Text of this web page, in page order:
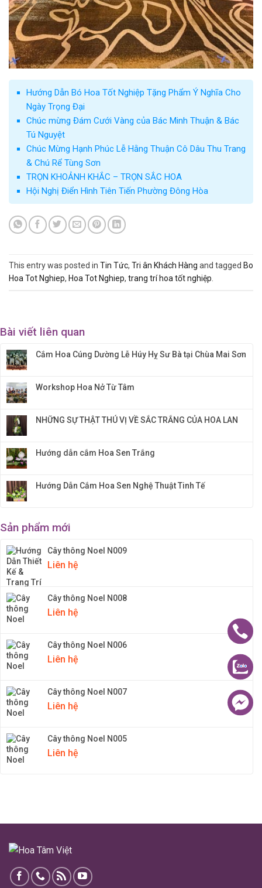
Hướng Dẫn Bó Hoa Tốt Nghiệp Tặng Phẩm Ý Nghĩa Cho
Ngày Trọng Đại
Chúc mừng Đám Cưới Vàng của Bác Minh Thuận & Bác
Tú Nguyệt
Chúc Mừng Hạnh Phúc Lễ Hằng Thuận Cô Dâu Thu Trang
& Chú Rể Tùng Sơn
TRỌN KHOẢNH KHẮC – TRỌN SẮC HOA
Hội Nghị Điển Hình Tiên Tiến Phường Đông Hòa
This entry was posted in Tin Tức, Tri ân Khách Hàng and tagged Bo
Hoa Tot Nghiep, Hoa Tot Nghiep, trang trí hoa tốt nghiệp.
Bài viết liên quan
Cắm Hoa Cúng Dường Lễ Húy Hỵ Sư Bà tại Chùa Mai Sơn
Workshop Hoa Nở Từ Tâm
NHỮNG SỰ THẬT THÚ VỊ VỀ SẮC TRẮNG CỦA HOA LAN
Hướng dẫn cắm Hoa Sen Trắng
Hướng Dẫn Cắm Hoa Sen Nghệ Thuật Tinh Tế
Sản phẩm mới
Cây thông Noel N009
Liên hệ
Cây thông Noel N008
Liên hệ
Cây thông Noel N006
Liên hệ
Cây thông Noel N007
Liên hệ
Cây thông Noel N005
Liên hệ